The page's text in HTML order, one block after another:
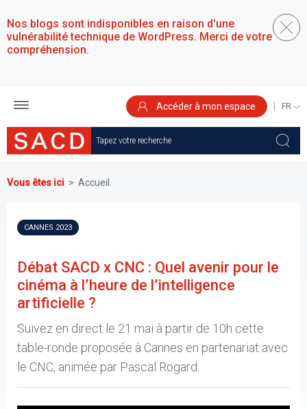
au
contenu
principal
Nos blogs sont indisponibles en raison d'une
vulnérabilité technique de WordPress. Merci de votre
compréhension.
Accéder à mon espace
YOUR
Vous êtes ici Accueil
CANNES 2023
Débat SACD x CNC : Quel avenir pour le
cinéma à l’heure de l’intelligence
artificielle ?
Suivez en direct le 21 mai à partir de 10h cette
table-ronde proposée à Cannes en partenariat avec
le CNC, animée par Pascal Rogard.